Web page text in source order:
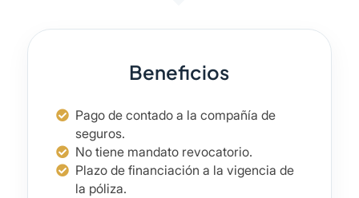
Beneficios
Pago de contado a la compañía de
seguros.
No tiene mandato revocatorio.
Plazo de financiación a la vigencia de
la póliza.